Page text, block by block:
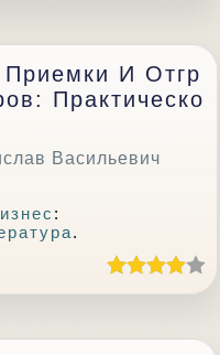
Приемки И Отгр
Практическо
Васильевич
:
.